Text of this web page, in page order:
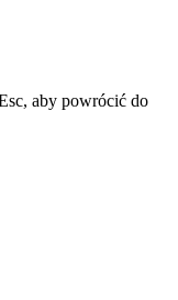
aby powrócić do